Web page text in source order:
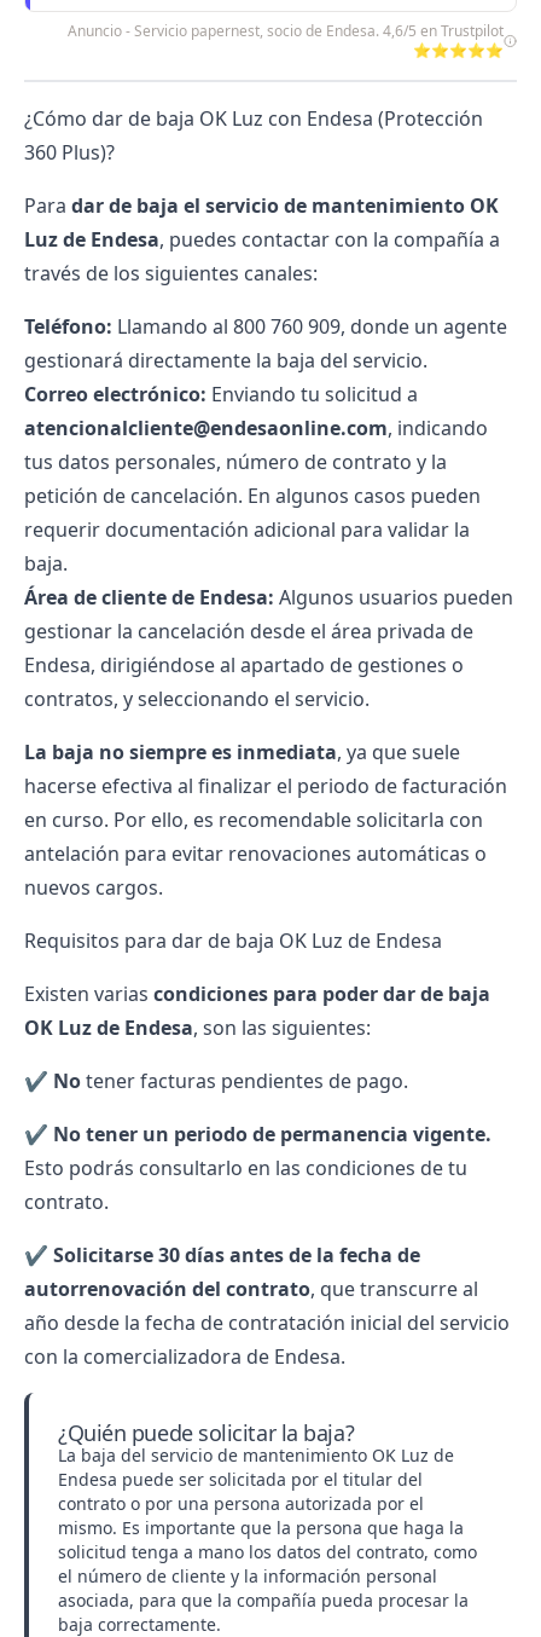
Anuncio - Servicio papernest, socio de Endesa. 4,6/5 en Trustpilot
⭐⭐⭐⭐⭐
¿Cómo dar de baja OK Luz con Endesa (Protección
360 Plus)?
Para dar de baja el servicio de mantenimiento OK
Luz de Endesa, puedes contactar con la compañía a
través de los siguientes canales:
Teléfono: Llamando al 800 760 909, donde un agente
gestionará directamente la baja del servicio.
Correo electrónico: Enviando tu solicitud a
atencionalcliente@endesaonline.com, indicando
tus datos personales, número de contrato y la
petición de cancelación. En algunos casos pueden
requerir documentación adicional para validar la
baja.
Área de cliente de Endesa: Algunos usuarios pueden
gestionar la cancelación desde el área privada de
Endesa, dirigiéndose al apartado de gestiones o
contratos, y seleccionando el servicio.
La baja no siempre es inmediata, ya que suele
hacerse efectiva al finalizar el periodo de facturación
en curso. Por ello, es recomendable solicitarla con
antelación para evitar renovaciones automáticas o
nuevos cargos.
Requisitos para dar de baja OK Luz de Endesa
Existen varias condiciones para poder dar de baja
OK Luz de Endesa, son las siguientes:
✔️ Notenerfacturas pendientes de pago.
✔️ No tener un periodo de permanencia vigente.
Esto podrás consultarlo en las condiciones de tu
contrato.
✔️ Solicitarse 30 días antes de la fecha de
autorrenovación del contrato, que transcurre al
año desde la fecha de contratación inicial del servicio
con la comercializadora de Endesa.
¿Quién puede solicitar la baja?
La baja del servicio de mantenimiento OK Luz de
Endesa puede ser solicitada por el titular del
contrato o por una persona autorizada por el
mismo. Es importante que la persona que haga la
solicitud tenga a mano los datos del contrato, como
el número de cliente y la información personal
asociada, para que la compañía pueda procesar la
baja correctamente.